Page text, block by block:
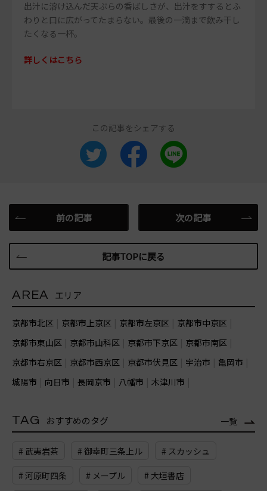
出汁に溶け込んだ天ぷらの香ばしさが、出汁をすするとふ
わりと口に広がってたまらない。最後の一滴まで飲み干し
たくなる一杯。
詳しくはこちら
この記事をシェアする
前の記事
記事TOPに戻る
次の記事
AREA エリア
京都市北区 京都市上京区 京都市左京区
京都市中京区
京都市東山区
京都市山科区 京都市下京区
京都市南区
京都市右京区
京都市西京区 京都市伏見区 宇治市
亀岡市
城陽市
向日市 長岡京市 八幡市 木津川市
TAG おすすめのタグ 一覧
# 武夷岩茶 # 御幸町三条上ル # スカッシュ
# 河原町四条 # メープル # 大垣書店